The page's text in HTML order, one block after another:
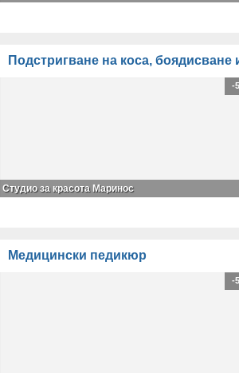
Подстригване на коса, боядисване
-
Студио за красота Маринос
Медицински педикюр
-